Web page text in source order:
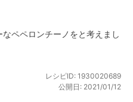
ペペロンチーノをと考えまし
レシピID: 1930020689
公開日: 2021/01/12